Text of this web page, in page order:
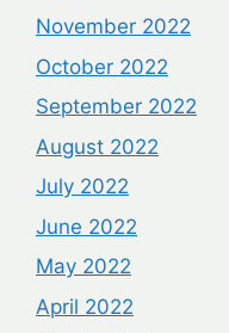
November 2022
October 2022
September 2022
August 2022
July 2022
June 2022
May 2022
April 2022